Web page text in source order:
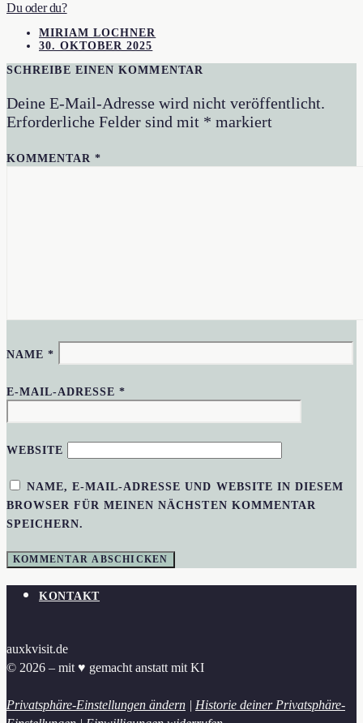
Du oder du?
MIRIAM LOCHNER
30. OKTOBER 2025
SCHREIBE EINEN KOMMENTAR
Deine E-Mail-Adresse wird nicht veröffentlicht.
Erforderliche Felder sind mit * markiert
KOMMENTAR*
NAME*
E-MAIL-ADRESSE*
WEBSITE
NAME, E-MAIL-ADRESSE UND WEBSITE IN DIESEM
BROWSER FÜR MEINEN NÄCHSTEN KOMMENTAR
SPEICHERN.
KONTAKT
auxkvisit.de
© 2026 – mit ♥︎ gemacht anstatt mit KI
Privatsphäre-Einstellungen ändern | Historie deiner Privatsphäre-